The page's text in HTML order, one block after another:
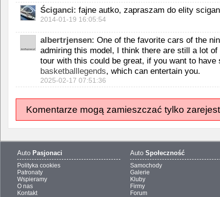
Ściganci: fajne autko, zapraszam do elity
2014-01-19 16:05:54
albertrjensen: One of the favorite cars of the
admiring this model, I think there are still a lot
tour with this could be great, if you want to have
basketballlegends, which can entertain you.
2025-02-17 07:51:36
Komentarze mogą zamieszczać tylko
Auto Pasjonaci
Polityka cookies
Patronaty
Wspieramy
O nas
Kontakt
Auto Społeczność
Samochody
Galerie
Kluby
Firmy
Forum